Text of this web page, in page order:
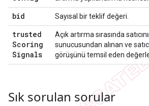
bid Sayısal bir teklif değeri.
trusted
Scoring
Signals
Açık artırma sırasında
sunucusundan alınan ve
görüşünü temsil eden
Sık sorulan sorular